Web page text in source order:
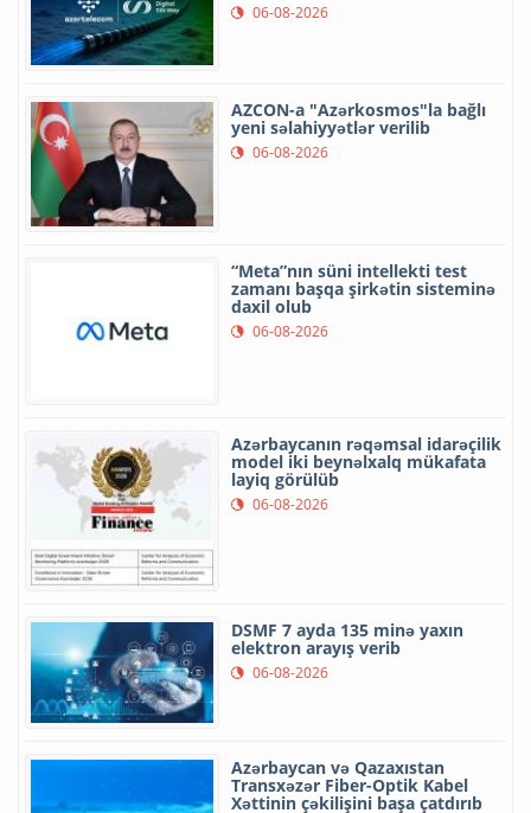
06-08-2026
AZCON-a "Azərkosmos"la bağlı
yeni səlahiyyətlər verilib
06-08-2026
“Meta”nın süni intellekti test
zamanı başqa şirkətin sisteminə
daxil olub
06-08-2026
Azərbaycanın rəqəmsal idarəçilik
model iki beynəlxalq mükafata
layiq görülüb
06-08-2026
DSMF 7 ayda 135 minə yaxın
elektron arayış verib
06-08-2026
Azərbaycan və Qazaxıstan
Transxəzər Fiber-Optik Kabel
Xəttinin çəkilişini başa çatdırıb